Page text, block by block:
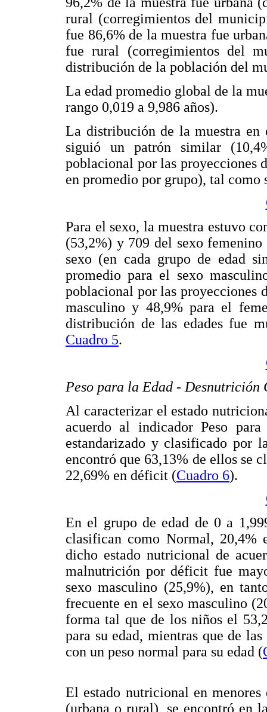
rural (corregimientos del
fue 86,6% de la muestra fue
fue rural (corregimientos del
distribución de la población del
La edad promedio global de la
rango 0,019 a 9,986 años).
La distribución de la muestra en
siguió un patrón similar
poblacional por las proyecciones
en promedio por grupo), tal como
Para el sexo, la muestra estuvo
(53,2%) y 709 del sexo
sexo (en cada grupo de edad
promedio para el sexo
poblacional por las proyecciones
masculino y 48,9% para el
distribución de las edades fue
Cuadro 5.
Peso para la Edad - Desnutrición
Al caracterizar el estado
acuerdo al indicador Peso
estandarizado y clasificado por
encontró que 63,13% de ellos se
22,69% en déficit (Cuadro 6).
En el grupo de edad de 0 a
clasifican como Normal,
dicho estado nutricional de
malnutrición por déficit fue
sexo masculino (25,9%), en
frecuente en el sexo masculino
forma tal que de los niños el
para su edad, mientras que de
con un peso normal para su edad (
El estado nutricional en
(urbana o rural), se encontró en